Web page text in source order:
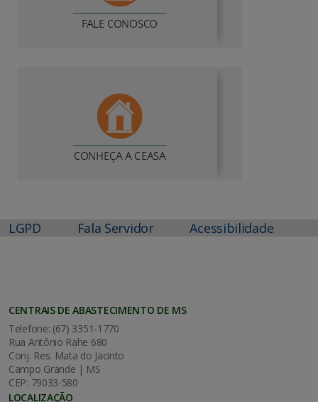
LGPD Fala Servidor Acessibilidade
CENTRAIS DE ABASTECIMENTO DE MS
Telefone: (67) 3351-1770
Rua Antônio Rahe 680
Conj. Res. Mata do Jacinto
Campo Grande | MS
CEP: 79033-580
LOCALIZAÇÃO